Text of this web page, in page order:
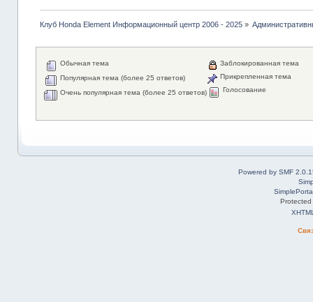
Клуб Honda Element Информационный центр 2006 - 2025»
Обычная тема
Популярная тема (более 25 ответов)
Очень популярная тема (более 25 ответов)
Заблокированная тема
Прикрепленная тема
Голосование
Powered by SMF